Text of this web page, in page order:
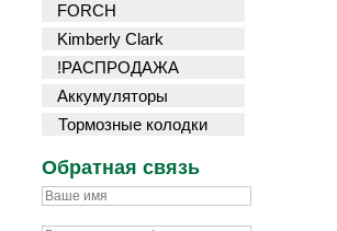
FORCH
Kimberly Clark
!РАСПРОДАЖА
Аккумуляторы
Тормозные колодки
Обратная связь